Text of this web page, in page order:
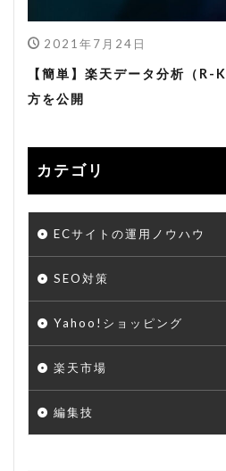
2021年7月24日
【簡単】楽天データ分析（
方を公開
カテゴリ
ECサイトの運用ノウハウ
SEO対策
Yahoo!ショッピング
楽天市場
編集技